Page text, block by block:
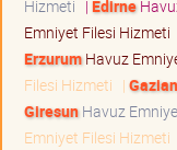
Hizmeti | Edirne
Emniyet Filesi Hizmeti
ErzurumHavuz
Filesi Hizmeti |
GiresunHavuz
Emniyet Filesi Hizmeti